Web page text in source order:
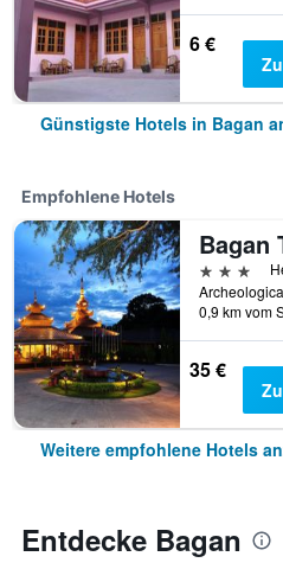
6 €
Günstigste Hotels in Bagan
Empfohlene Hotels
3 Sterne
0,9 km vom
35 €
Weitere empfohlene Hotels
Entdecke Bagan